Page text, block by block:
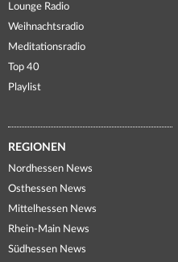
Lounge Radio
Weihnachtsradio
Meditationsradio
Top 40
Playlist
REGIONEN
Nordhessen News
Osthessen News
Mittelhessen News
Rhein-Main News
Südhessen News